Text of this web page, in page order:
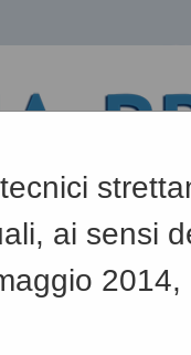
A -A - A
ai sensi